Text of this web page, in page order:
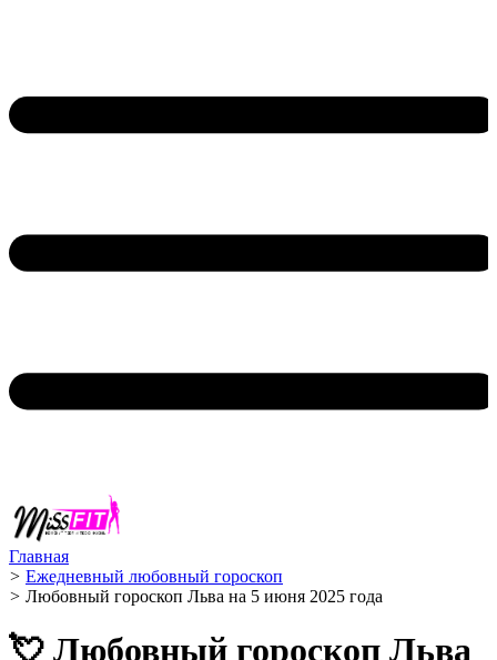
Главная
> Ежедневный любовный гороскоп
> Любовный гороскоп Льва на 5 июня 2025 года
💘 Любовный гороскоп Льва